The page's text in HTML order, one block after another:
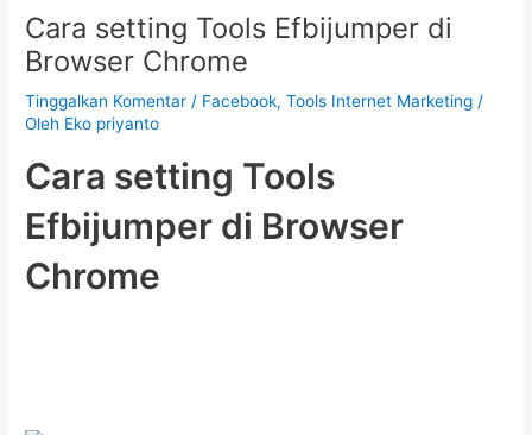
Cara setting Tools Efbijumper di
Browser Chrome
Tinggalkan Komentar / Facebook,Tools Internet Marketing /
Oleh Eko priyanto
Cara setting Tools
Efbijumper di Browser
Chrome